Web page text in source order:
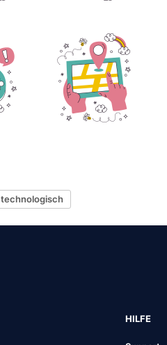
technologisch
HILFE